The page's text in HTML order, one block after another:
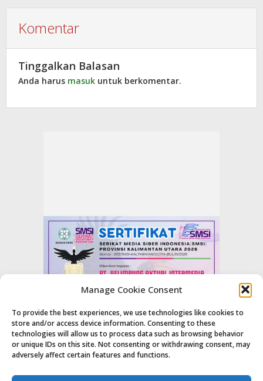
Manage Cookie Consent
To provide the best experiences, we use technologies like cookies to
store and/or access device information. Consenting to these
technologies will allow us to process data such as browsing behavior
or unique IDs on this site. Not consenting or withdrawing consent, may
adversely affect certain features and functions.
Komentar
Tinggalkan Balasan
Anda harus masuk untuk berkomentar.